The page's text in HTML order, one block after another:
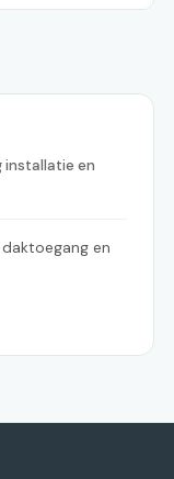
installatie en
en